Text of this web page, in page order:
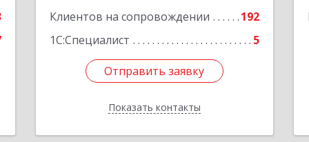
Клиентов на сопровождении
192
1С:Специалист
5
Отправить заявку
Показать контакты
Отправить заявку
Назад